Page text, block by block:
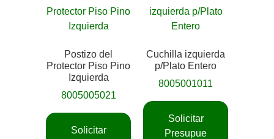
Postizo del
Protector Piso Pino
Izquierda
8005005021
Solicitar
Cuchilla izquierda
p/Plato Entero
8005001011
Solicitar
Presupue